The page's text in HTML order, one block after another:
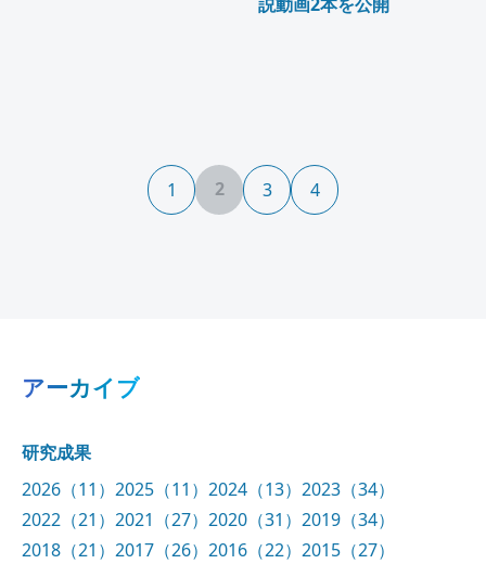
1 2 3 4
アーカイブ
研究成果
2026（11） 2025（11） 2024（13） 2023（34）
2022（21） 2021（27） 2020（31） 2019（34）
2018（21） 2017（26） 2016（22） 2015（27）